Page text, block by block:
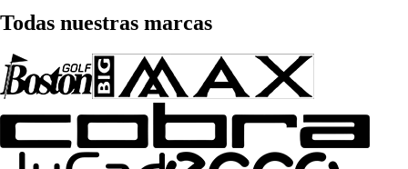
Todas nuestras marcas